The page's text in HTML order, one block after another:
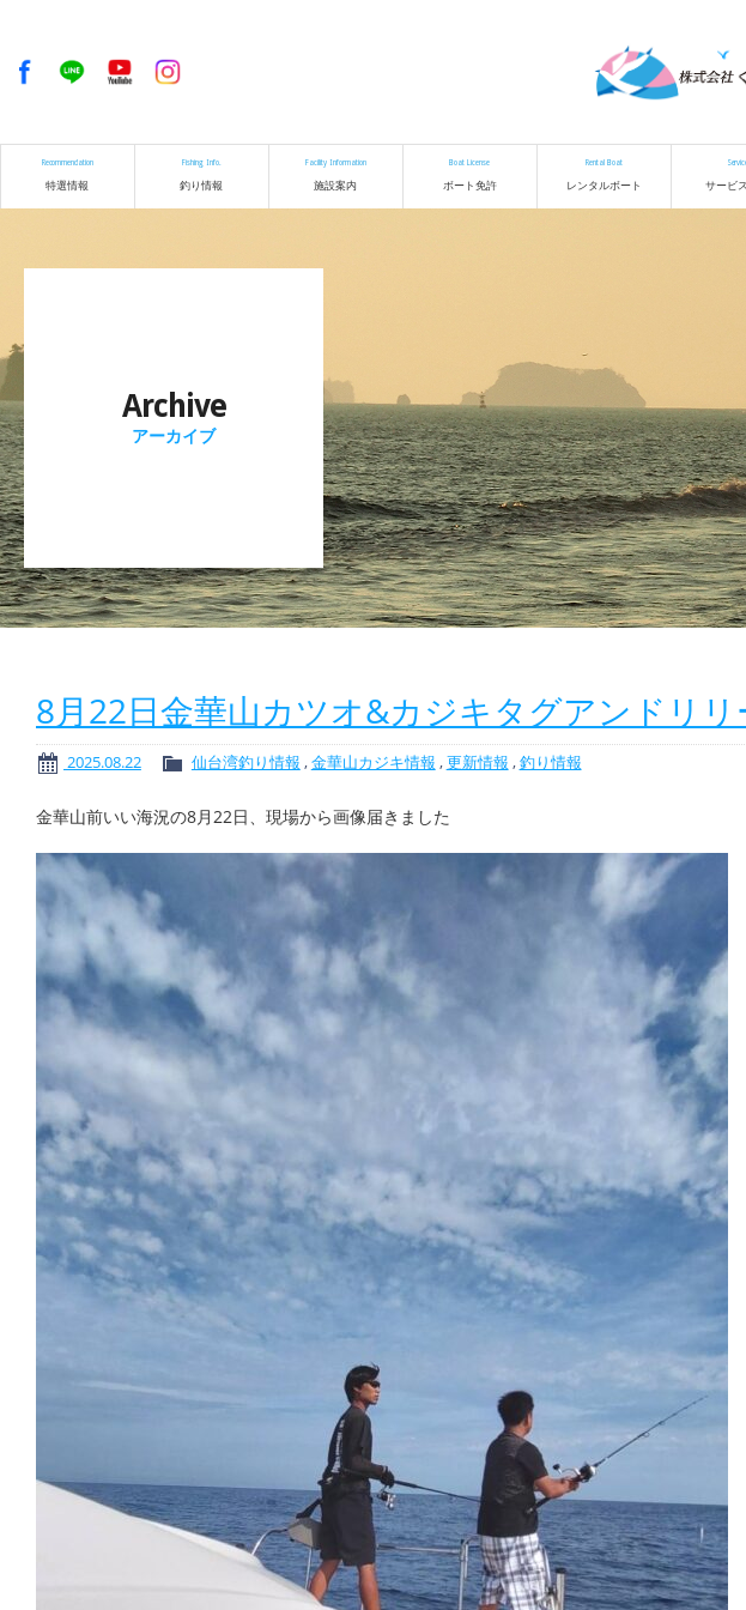
Recommendation
特選情報
Fishing Info.
釣り情報
Facility Information
施設案内
Boat License
ボート免許
Rental Boat
レンタルボート サービ
Archive
アーカイブ
8月22日金華山カツオ&カジキタグアンドリリ
2025.08.22 仙台湾釣り情報 ,金華山カジキ情報 ,更新情報 ,釣り情報
金華山前いい海況の8月22日、現場から画像届きました